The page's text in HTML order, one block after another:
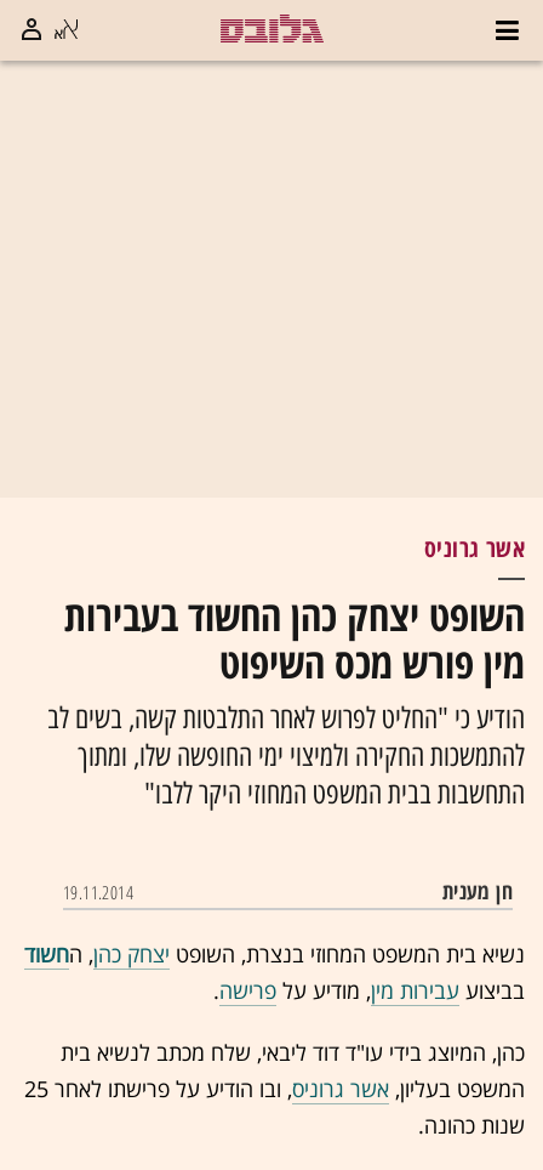
אשר גרוניס
השופט יצחק כהן החשוד בעבירות
מין פורש מכס השיפוט
הודיע כי "החליט לפרוש לאחר התלבטות קשה, בשים לב
להתמשכות החקירה ולמיצוי ימי החופשה שלו, ומתוך
התחשבות בבית המשפט המחוזי היקר ללבו"
חן מענית 19.11.2014
נשיא בית המשפט המחוזי בנצרת, השופט יצחק כהן, החשוד
בביצוע עבירות מין, מודיע על פרישה.
כהן, המיוצג בידי עו"ד דוד ליבאי, שלח מכתב לנשיא בית
המשפט בעליון, אשר גרוניס
, ובו הודיע על פרישתו לאחר 25
שנות כהונה.